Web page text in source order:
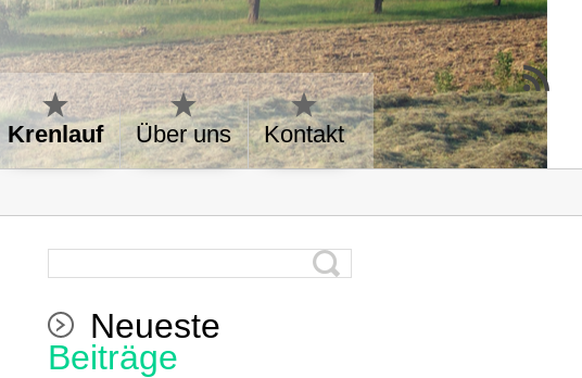
Krenlauf Über uns Kontakt
Neueste
Beiträge